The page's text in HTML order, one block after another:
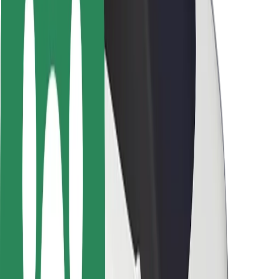
Pasažieru drošība
Autovadītāju drošība
Skrejriteņu drošība
Drošības laboratorija
Pilsētas
Pilsētas
Risinājumi pilsētām
Lidostas
Bolt uzlādes statīvi
Palīdzība
Pasažieriem
Autovadītājiem
Kurjeriem